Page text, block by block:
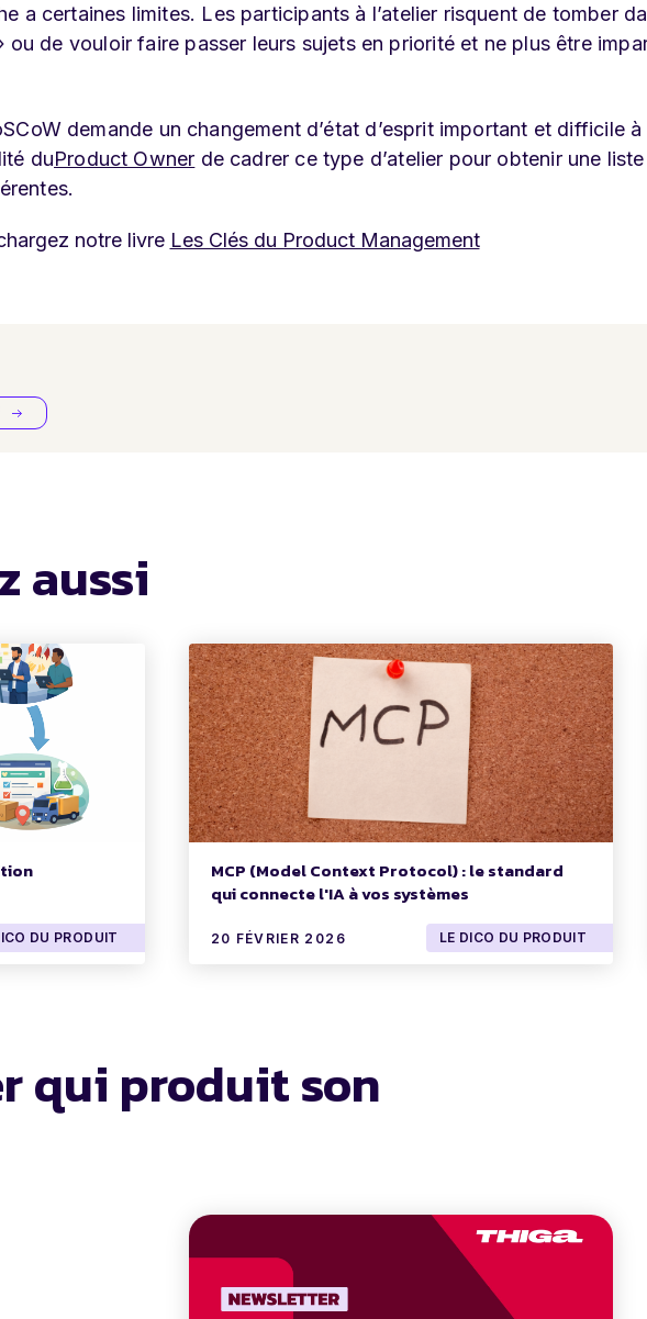
a certaines limites. Les participants à l’atelier risquent de tomber
de vouloir faire passer leurs sujets en priorité et ne plus être
demande un changement d’état d’esprit important et difficile à
duProduct Owner de cadrer ce type d’atelier pour obtenir une
notre livre Les Clés du Product Management
aussi
DU PRODUIT
MCP (Model Context Protocol) : le standard
qui connecte l'IA à vos systèmes
20 FÉVRIER 2026 LE DICO DU PRODUIT
qui produit son